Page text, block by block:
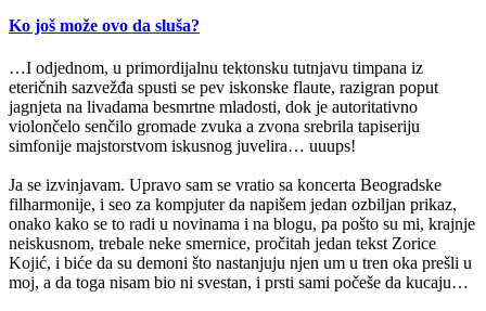
Ko još može ovo da sluša?
…I odjednom, u primordijalnu tektonsku tutnjavu timpana iz
eteričnih sazvežđa spusti se pev iskonske flaute, razigran poput
jagnjeta na livadama besmrtne mladosti, dok je autoritativno
violončelo senčilo gromade zvuka a zvona srebrila tapiseriju
simfonije majstorstvom iskusnog juvelira… uuups!
Ja se izvinjavam. Upravo sam se vratio sa koncerta Beogradske
filharmonije, i seo za kompjuter da napišem jedan ozbiljan prikaz,
onako kako se to radi u novinama i na blogu, pa pošto su mi, krajnje
neiskusnom, trebale neke smernice, pročitah jedan tekst Zorice
Kojić, i biće da su demoni što nastanjuju njen um u tren oka prešli u
moj, a da toga nisam bio ni svestan, i prsti sami počeše da kucaju…